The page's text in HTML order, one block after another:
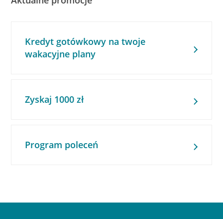
Kredyt gotówkowy na twoje
wakacyjne plany
Zyskaj 1000 zł
Program poleceń